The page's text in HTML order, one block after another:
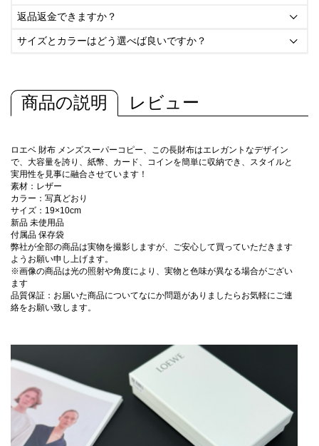
返品返金できますか？ 
サイズとカラーはどう選べば良いですか？ 
商品の説明 レビュー
ロエベ 財布 メンズスーパーコピー、この長財布はエレガントなデザイン
で、大容量を誇り、紙幣、カード、コインを簡単に収納でき、スタイルと
実用性を見事に融合させています！
素材：レザー
カラー：写真どおり
サイズ：19×10cm
新品 未使用品
付属品 保存袋
弊社が全部の商品は実物を撮影しますが、ご安心して買っていただきます
ようお願い申し上げます。
※画像の商品は光の照射や角度により、実物と色味が異なる場合がござい
ます
品質保証：お届いた商品についてなにか問題がありましたらお気軽にご連
絡をお願い致します。